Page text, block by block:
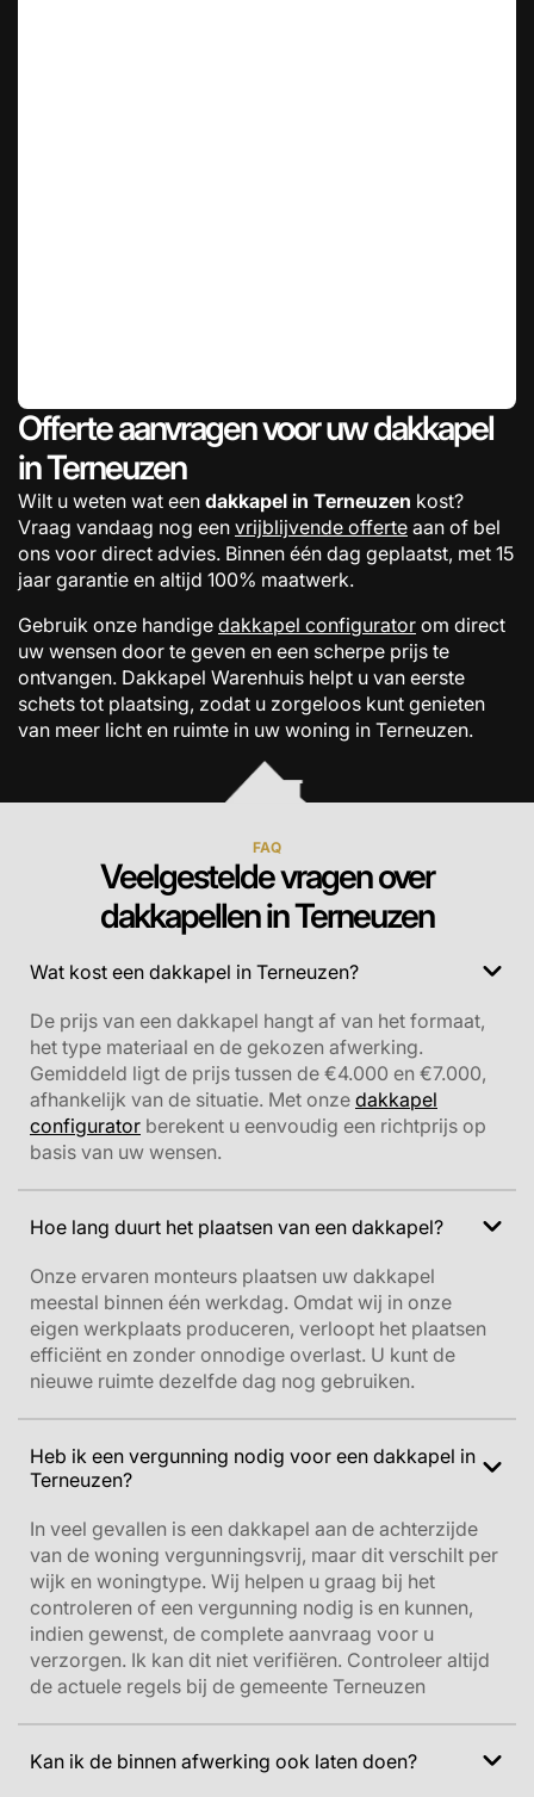
Offerte aanvragen voor uw dakkapel
in Terneuzen
Wilt u weten wat een dakkapel in Terneuzen kost?
Vraag vandaag nog een vrijblijvende offerte aan of bel
ons voor direct advies. Binnen één dag geplaatst, met 15
jaar garantie en altijd 100% maatwerk.
Gebruik onze handige dakkapel configurator om direct
uw wensen door te geven en een scherpe prijs te
ontvangen. Dakkapel Warenhuis helpt u van eerste
schets tot plaatsing, zodat u zorgeloos kunt genieten
van meer licht en ruimte in uw woning in Terneuzen.
FAQ
Veelgestelde vragen over
dakkapellen in Terneuzen
Wat kost een dakkapel in Terneuzen?
De prijs van een dakkapel hangt af van het formaat,
het type materiaal en de gekozen afwerking.
Gemiddeld ligt de prijs tussen de €4.000 en €7.000,
afhankelijk van de situatie. Met onze dakkapel
configurator berekent u eenvoudig een richtprijs op
basis van uw wensen.
Hoe lang duurt het plaatsen van een dakkapel?
Onze ervaren monteurs plaatsen uw dakkapel
meestal binnen één werkdag. Omdat wij in onze
eigen werkplaats produceren, verloopt het plaatsen
efficiënt en zonder onnodige overlast. U kunt de
nieuwe ruimte dezelfde dag nog gebruiken.
Heb ik een vergunning nodig voor een dakkapel in
Terneuzen?
In veel gevallen is een dakkapel aan de achterzijde
van de woning vergunningsvrij, maar dit verschilt per
wijk en woningtype. Wij helpen u graag bij het
controleren of een vergunning nodig is en kunnen,
indien gewenst, de complete aanvraag voor u
verzorgen. Ik kan dit niet verifiëren. Controleer altijd
de actuele regels bij de gemeente Terneuzen
Kan ik de binnen afwerking ook laten doen?